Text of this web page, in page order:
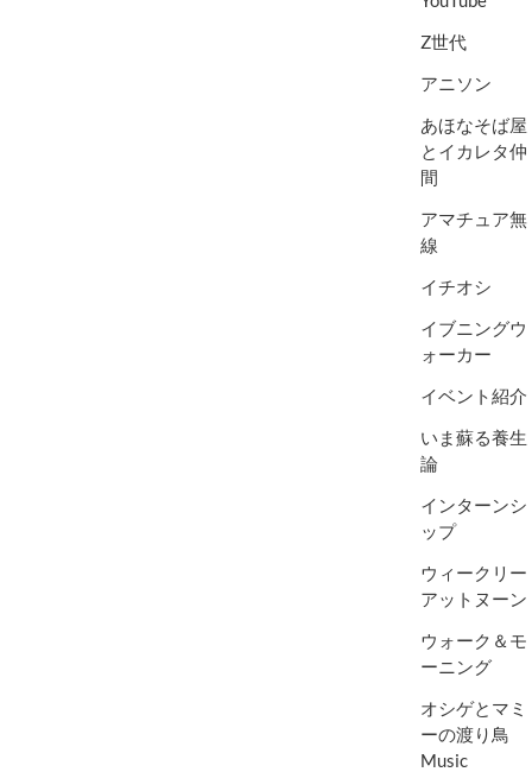
Z世代
アニソン
あほなそば屋
とイカレタ仲
間
アマチュア無
線
イチオシ
イブニングウ
ォーカー
イベント紹介
いま蘇る養生
論
インターンシ
ップ
ウィークリー
アットヌーン
ウォーク＆モ
ーニング
オシゲとマミ
ーの渡り鳥
Music